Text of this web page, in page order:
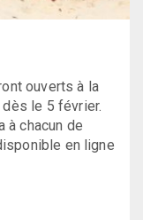
ouverts à la
le 5 février.
à chacun de
en ligne